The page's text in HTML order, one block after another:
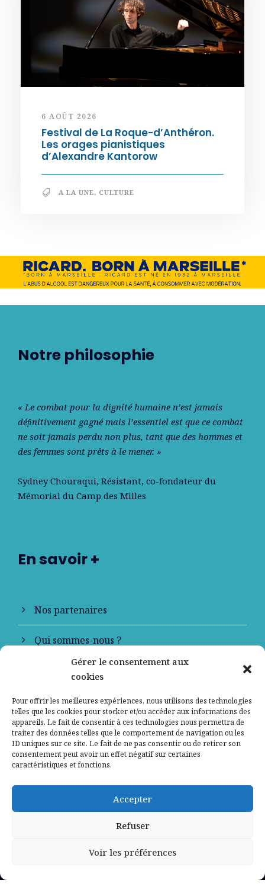
Gérer le consentement aux
cookies
Pour offrir les meilleures expériences, nous utilisons des technologies
telles que les cookies pour stocker et/ou accéder aux informations des
appareils. Le fait de consentir à ces technologies nous permettra de
traiter des données telles que le comportement de navigation ou les
ID uniques sur ce site. Le fait de ne pas consentir ou de retirer son
consentement peut avoir un effet négatif sur certaines
caractéristiques et fonctions.
Accepter
Refuser
Voir les préférences
6 AOÛT 2026
Festival de La Roque-d’Anthéron.
Les orages pianistiques
d’Alexandre Kantorow
A LA UNE, CULTURE
Notre philosophie
« Le combat pour la dignité humaine n’est jamais
déﬁnitivement gagné mais l’essentiel est que ce combat
ne soit jamais perdu non plus, tant que des hommes et
des femmes sont prêts à le mener. »
Sydney Chouraqui, Résistant, co-fondateur du
Mémorial du Camp des Milles
En savoir +
Nos partenaires
Qui sommes-nous ?
Contactez-nous
Mentions légales
Politique de confidentialité